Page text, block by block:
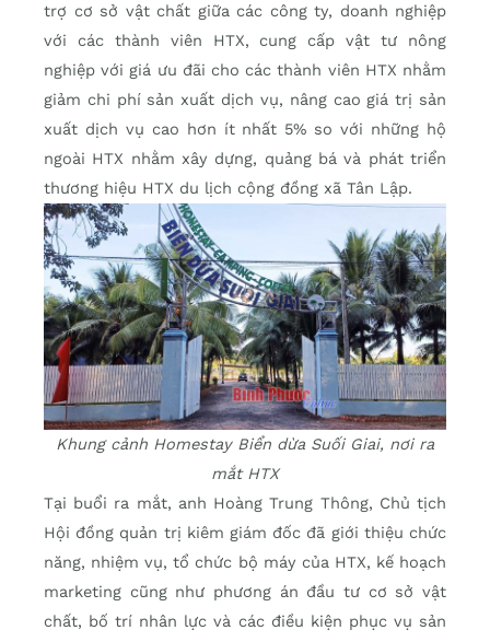
trợ cơ sở vật chất giữa các công ty, doanh nghiệp
với các thành viên HTX, cung cấp vật tư nông
nghiệp với giá ưu đãi cho các thành viên HTX nhằm
giảm chi phí sản xuất dịch vụ, nâng cao giá trị sản
xuất dịch vụ cao hơn ít nhất 5% so với những hộ
ngoài HTX nhằm xây dựng, quảng bá và phát triển
thương hiệu HTX du lịch cộng đồng xã Tân Lập.
Khung cảnh Homestay Biển dừa Suối Giai, nơi ra
mắt HTX
Tại buổi ra mắt, anh Hoàng Trung Thông, Chủ tịch
Hội đồng quản trị kiêm giám đốc đã giới thiệu chức
năng, nhiệm vụ, tổ chức bộ máy của HTX, kế hoạch
marketing cũng như phương án đầu tư cơ sở vật
chất, bố trí nhân lực và các điều kiện phục vụ sản